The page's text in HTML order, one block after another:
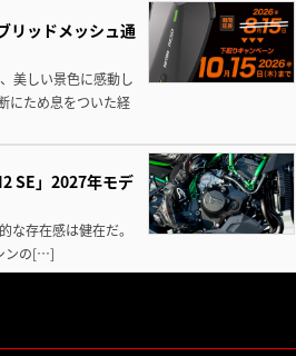
リッドメッシュ通
美しい景色に感動し
にため息をついた経
SE」2027年モデ
な存在感は健在だ。
ンの[…]